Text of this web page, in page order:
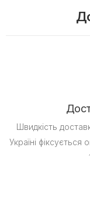
Швидкість
Україні